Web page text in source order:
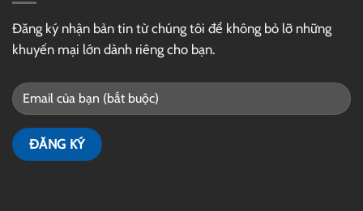
Đăng ký nhận bản tin từ chúng tôi để không bỏ lỡ những
khuyến mại lớn dành riêng cho bạn.